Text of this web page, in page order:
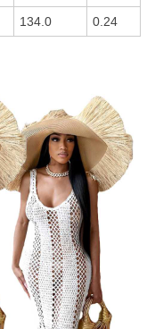
134.0 0.24